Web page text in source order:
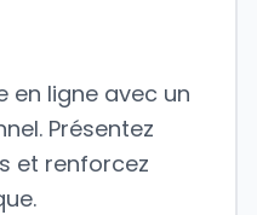
en ligne avec un
Présentez
et renforcez